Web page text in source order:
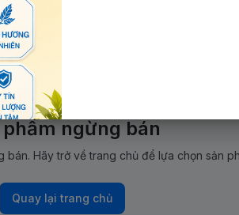
phẩm ngừng bán
bán. Hãy trở về trang chủ để lựa chọn sản
Quay lại trang chủ